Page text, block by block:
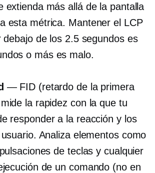
extienda más allá de la pantalla
esta métrica. Mantener el LCP
debajo de los 2.5 segundos es
o más es malo.
— FID (retardo de la primera
la rapidez con la que tu
responder a la reacción y los
Analiza elementos como
de teclas y cualquier
de un comando (no en